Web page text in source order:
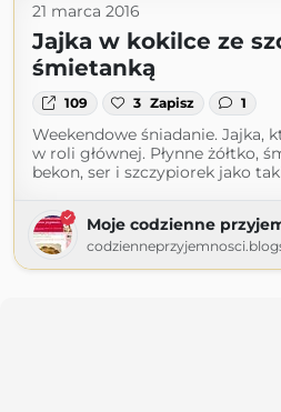
21 marca 2016
Jajka w kokilce ze
śmietanką
109 3 Zapisz 1
Weekendowe śniadanie. Jajka,
w roli głównej. Płynne żółtko,
bekon, ser i szczypiorek jako
Moje codzienne